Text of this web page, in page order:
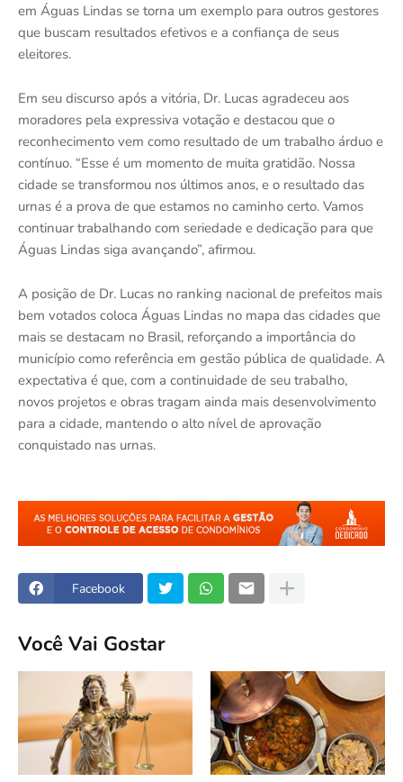
em Águas Lindas se torna um exemplo para outros gestores
que buscam resultados efetivos e a confiança de seus
eleitores.
Em seu discurso após a vitória, Dr. Lucas agradeceu aos
moradores pela expressiva votação e destacou que o
reconhecimento vem como resultado de um trabalho árduo e
contínuo. “Esse é um momento de muita gratidão. Nossa
cidade se transformou nos últimos anos, e o resultado das
urnas é a prova de que estamos no caminho certo. Vamos
continuar trabalhando com seriedade e dedicação para que
Águas Lindas siga avançando”, afirmou.
A posição de Dr. Lucas no ranking nacional de prefeitos mais
bem votados coloca Águas Lindas no mapa das cidades que
mais se destacam no Brasil, reforçando a importância do
município como referência em gestão pública de qualidade. A
expectativa é que, com a continuidade de seu trabalho,
novos projetos e obras tragam ainda mais desenvolvimento
para a cidade, mantendo o alto nível de aprovação
conquistado nas urnas.
Facebook
Você Vai Gostar